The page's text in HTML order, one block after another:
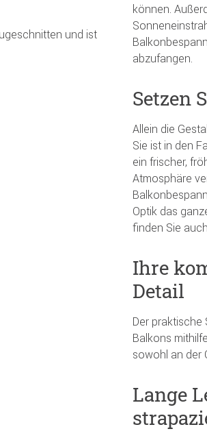
und ist
können.
abzufangen.
Setzen
Allein die
Sie ist in den
ein frischer,
Atmosphäre
Optik das
finden Sie
Ihre
Detail
Der praktische
Balkons
sowohl an der
Lange